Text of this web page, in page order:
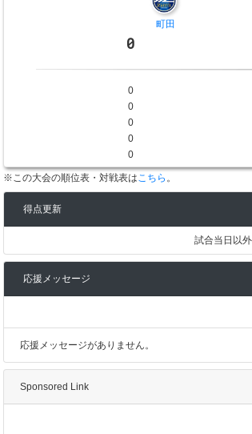
町田
0
0
0
0
0
0
※この大会の順位表・対戦表はこちら 。
得点更新
試合当日以
応援メッセージ
応援メッセージがありません。
Sponsored Link